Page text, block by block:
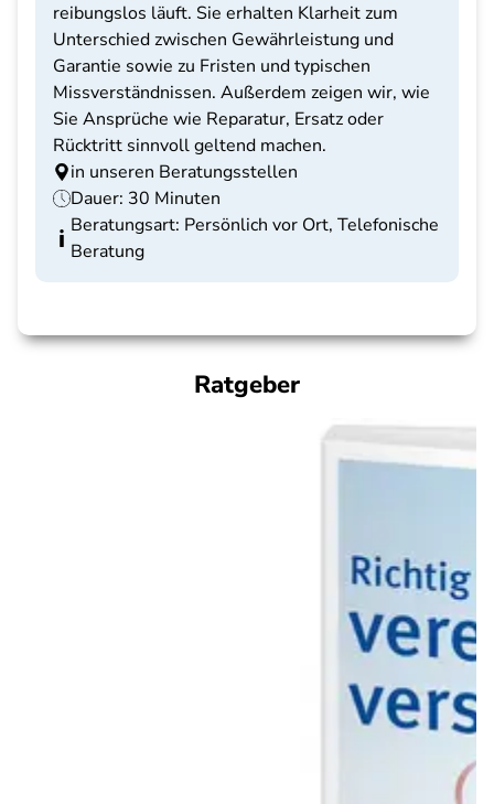
reibungslos läuft. Sie erhalten Klarheit zum
Unterschied zwischen Gewährleistung und
Garantie sowie zu Fristen und typischen
Missverständnissen. Außerdem zeigen wir, wie
Sie Ansprüche wie Reparatur, Ersatz oder
Rücktritt sinnvoll geltend machen.
in unseren Beratungsstellen
Dauer: 30 Minuten
Beratungsart: Persönlich vor Ort, Telefonische
Beratung
Ratgeber